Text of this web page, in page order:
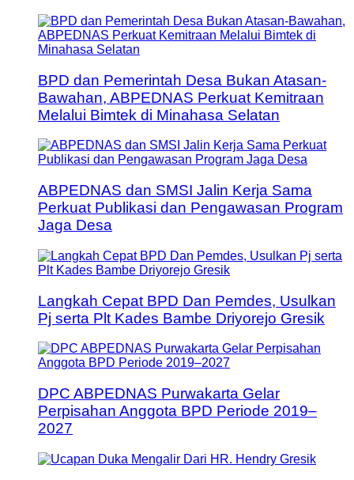
BPD dan Pemerintah Desa Bukan Atasan-
Bawahan, ABPEDNAS Perkuat Kemitraan
Melalui Bimtek di Minahasa Selatan
ABPEDNAS dan SMSI Jalin Kerja Sama
Perkuat Publikasi dan Pengawasan Program
Jaga Desa
Langkah Cepat BPD Dan Pemdes, Usulkan
Pj serta Plt Kades Bambe Driyorejo Gresik
DPC ABPEDNAS Purwakarta Gelar
Perpisahan Anggota BPD Periode 2019–
2027